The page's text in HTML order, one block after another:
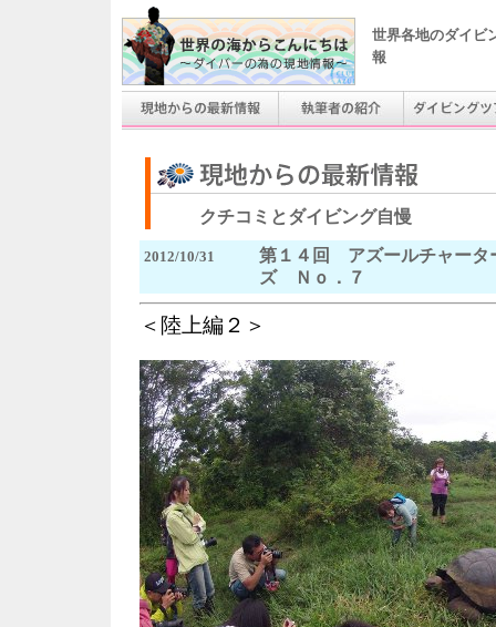
世界各地のダイビ
報
クチコミとダイビング自慢
2012/10/31
第１４回 アズールチャータ
ズ Ｎｏ．７
＜陸上編２＞